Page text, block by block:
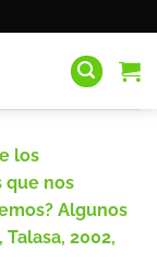
los
que nos
Algunos
2002,